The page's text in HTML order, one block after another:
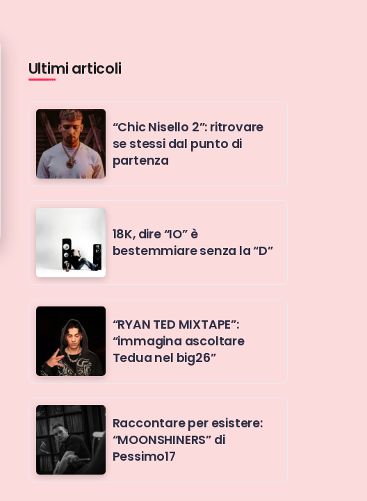
Ultimi articoli
“Chic Nisello 2”: ritrovare
se stessi dal punto di
partenza
18K, dire “IO” è
bestemmiare senza la “D”
“RYAN TED MIXTAPE”:
“immagina ascoltare
Tedua nel big26”
Raccontare per esistere:
“MOONSHINERS” di
Pessimo17